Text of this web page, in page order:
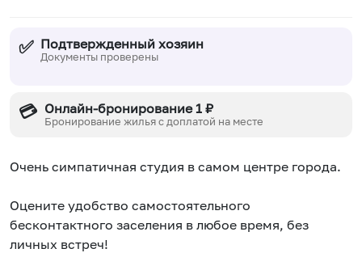
✅ Подтвержденный хозяин
Документы проверены
💳 Онлайн-бронирование 1 ₽
Бронирование жилья с доплатой на месте
Очень симпатичная студия в самом центре города.
Оцените удобство самостоятельного
бесконтактного заселения в любое время, без
личных встреч!